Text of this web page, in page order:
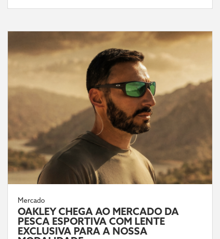
Mercado
OAKLEY CHEGA AO MERCADO DA
PESCA ESPORTIVA COM LENTE
EXCLUSIVA PARA A NOSSA